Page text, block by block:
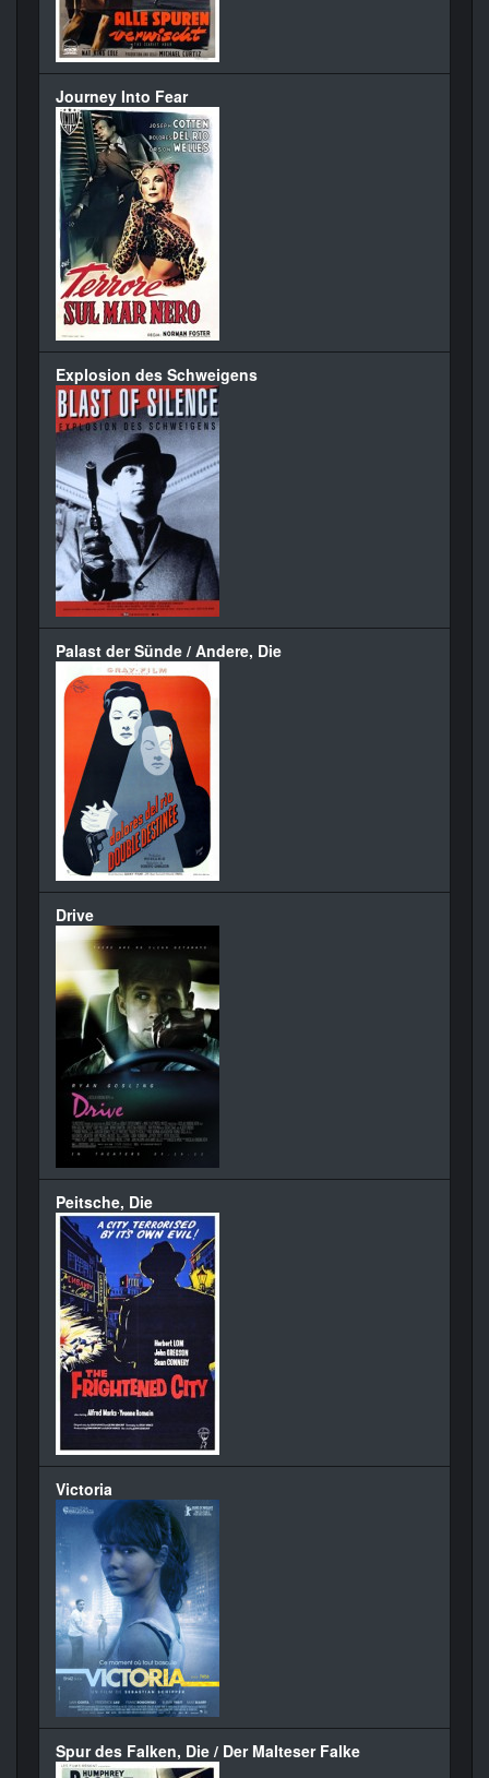
Journey Into Fear
Explosion des Schweigens
Palast der Sünde / Andere, Die
Drive
Peitsche, Die
Victoria
Spur des Falken, Die / Der Malteser Falke